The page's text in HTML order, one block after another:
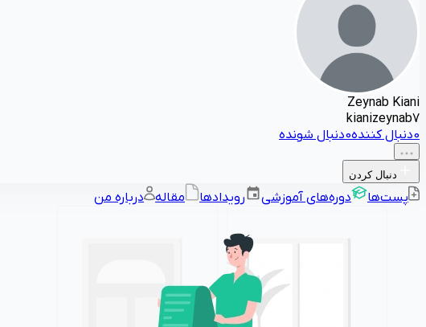
Zeynab Kiani
kianizeynab7
0دنبال کننده0دنبال شونده
دنبال کردن
پست‌ها دوره‌های آموزشی رویدادها مقاله درباره من